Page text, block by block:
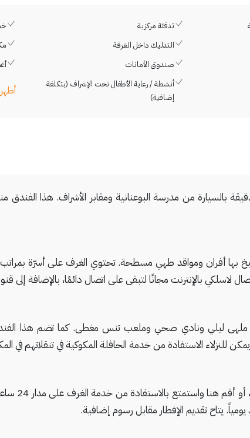
تدفئة مركزية
التدليك داخل الغرفة
صندوق الأمانات
أنشطة / رعاية الأطفال تحت الإشراف (بتكلفة
إضافية)
مكيفة تحتوي على مطابخ بها أفران ومواقد طهي مسطحة. تحتوي الغرف على
بالإنترنت مجانًا لتبقى على اتصال دائمًا، بالإضافة
ملهى ليلي ونادي صحي وملعب تنس مغطى. كما تضم هذا
للنزلاء الاستفادة من خدمة الحافلة المكوكية في تنقلاتهم في
توقّف
يومياً. يتاح تقديم الإفطار مقابل رسوم إضافية.